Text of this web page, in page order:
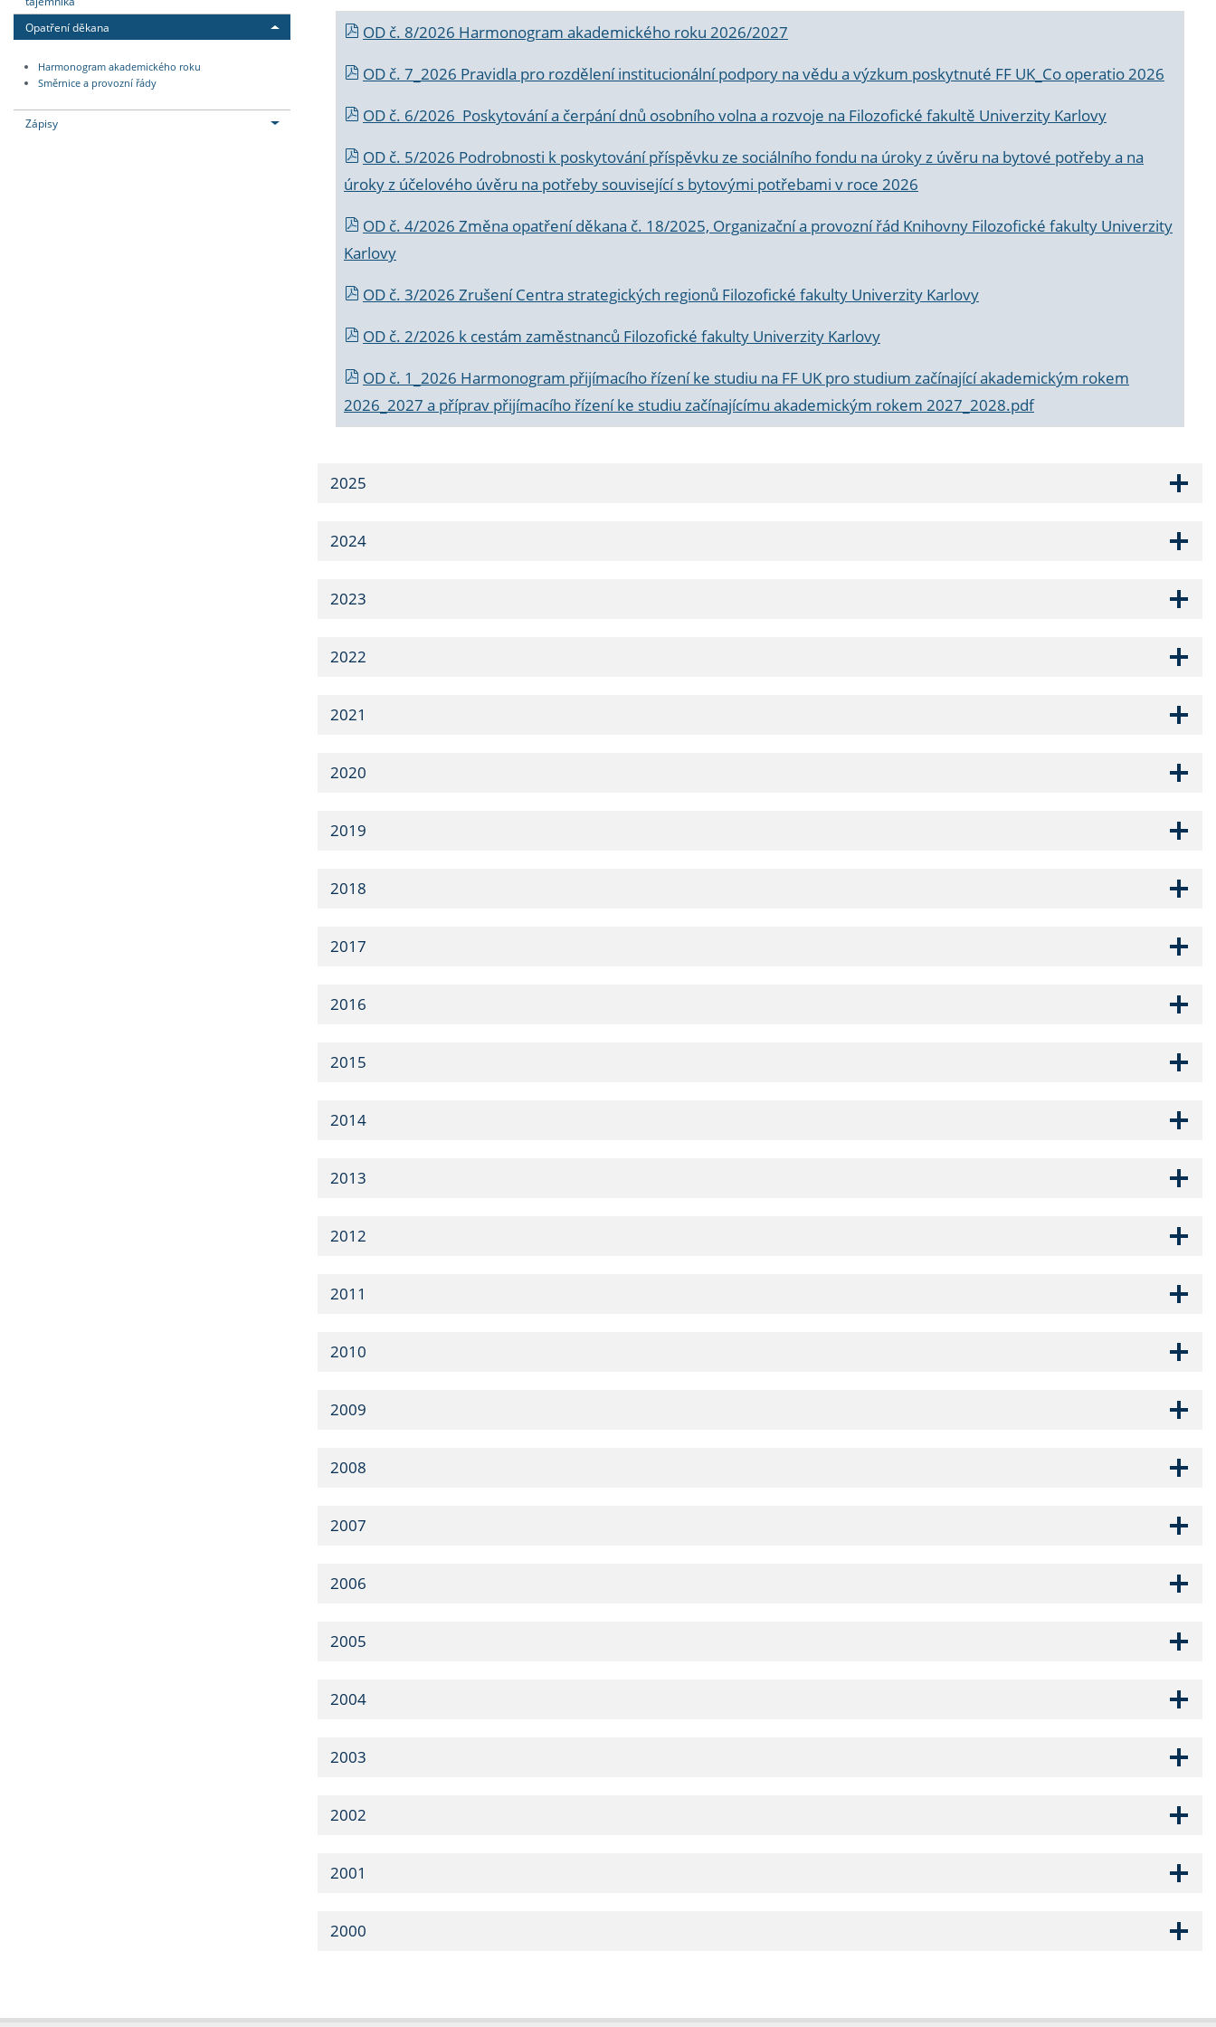
Opatření děkana
Harmonogram akademického roku
Směrnice a provozní řády
Zápisy
OD č. 8/2026 Harmonogram akademického roku 2026/2027
OD č. 7_2026 Pravidla pro rozdělení institucionální podpory na vědu a výzkum poskytnuté FF UK_Co operatio 2026
OD č. 6/2026 Poskytování a čerpání dnů osobního volna a rozvoje na Filozofické fakultě Univerzity Karlovy
OD č. 5/2026 Podrobnosti k poskytování příspěvku ze sociálního fondu na úroky z úvěru na bytové potřeby a na
úroky z účelového úvěru na potřeby související s bytovými potřebami v roce 2026
OD č. 4/2026 Změna opatření děkana č. 18/2025, Organizační a provozní řád Knihovny Filozofické fakulty Univerzity
Karlovy
OD č. 3/2026 Zrušení Centra strategických regionů Filozofické fakulty Univerzity Karlovy
OD č. 2/2026 k cestám zaměstnanců Filozofické fakulty Univerzity Karlovy
OD č. 1_2026 Harmonogram přijímacího řízení ke studiu na FF UK pro studium začínající akademickým rokem
2026_2027 a příprav přijímacího řízení ke studiu začínajícímu akademickým rokem 2027_2028.pdf
2025
2024
2023
2022
2021
2020
2019
2018
2017
2016
2015
2014
2013
2012
2011
2010
2009
2008
2007
2006
2005
2004
2003
2002
2001
2000